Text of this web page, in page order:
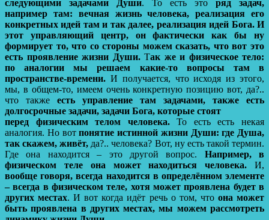
следующими задачами Души. То есть это ряд задач,
например там: вечная жизнь человека, реализация его
конкретных идей там и так далее, реализация идей Бога. И
этот управляющий центр, он фактически как бы ну
формирует то, что со стороны можем сказать, что вот это
есть проявление жизни Души.Так же и физическое тело:
по аналогии мы решаем какие-то вопросы там в
пространстве-времени. И получается, что исходя из этого,
мы, в общем-то, имеем очень конкретную позицию вот, да?..
что также есть управление там задачами, также есть
долгосрочные задачи, задачи Бога, которые стоят
перед физическим телом человека.То есть есть некая
аналогия. Но вотпонятие истинной жизни Души: где Душа,
так скажем, живёт, да?.. человека? Вот, ну есть такой термин.
Где она находится – это другой вопрос. Например, в
физическом теле она может находиться человека. И,
вообще говоря, всегда находится в определённом элементе
– всегда в физическом теле, хотя может проявлена будет в
других местах. И вот когда идёт речь о том, чтоона может
быть проявлена в других местах, мы можем рассмотреть